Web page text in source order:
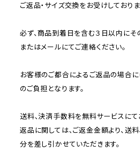
ご返品・サイズ交換をお受けしておりま
必ず、商品到着日を含む３日以内にそ
またはメールにてご連絡ください。
お客様のご都合によるご返品の場合
のご負担となります。
送料、決済手数料を無料サービスに
返品に関しては、ご返金金額より、送
分を差し引かせていただきます。